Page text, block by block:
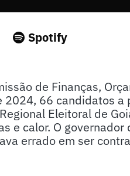
Spotify
de Finanças,
66 candidatos a
Eleitoral de
e calor. O governador
errado em ser